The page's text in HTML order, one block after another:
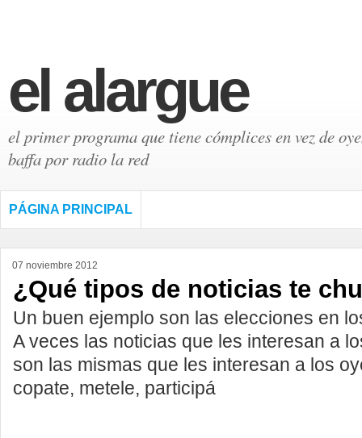
el alargue
el primer programa que tiene cómplices en vez de
baffa por radio la red
PÁGINA PRINCIPAL
07 noviembre 2012
¿Qué tipos de noticias te
Un buen ejemplo son las elecciones en
A veces las noticias que les interesan a
son las mismas que les interesan a los
copate, metele, participá